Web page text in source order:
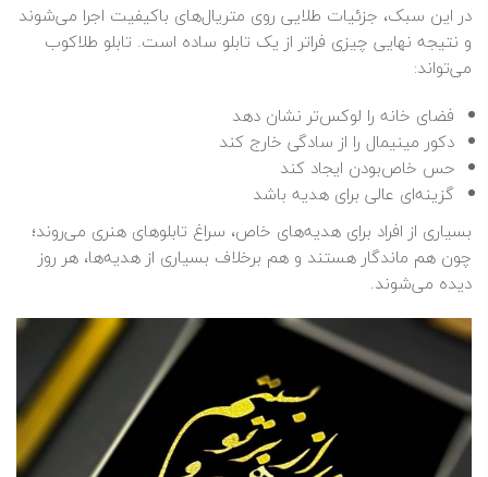
در این سبک، جزئیات طلایی روی متریال‌های باکیفیت اجرا می‌شوند
و نتیجه نهایی چیزی فراتر از یک تابلو ساده است. تابلو طلاکوب
می‌تواند:
فضای خانه را لوکس‌تر نشان دهد
دکور مینیمال را از سادگی خارج کند
حس خاص‌بودن ایجاد کند
گزینه‌ای عالی برای هدیه باشد
بسیاری از افراد برای هدیه‌های خاص، سراغ تابلوهای هنری می‌روند؛
چون هم ماندگار هستند و هم برخلاف بسیاری از هدیه‌ها، هر روز
دیده می‌شوند.